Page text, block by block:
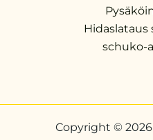
Hidaslataus
schuko-
Copyright © 2026